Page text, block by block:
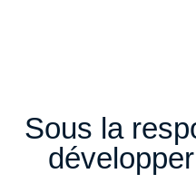
Sous la